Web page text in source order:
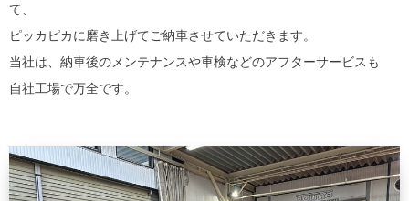
て、
ピッカピカに磨き上げてご納車させていただきます。
当社は、納車後のメンテナンスや車検などのアフターサービスも
自社工場で万全です。